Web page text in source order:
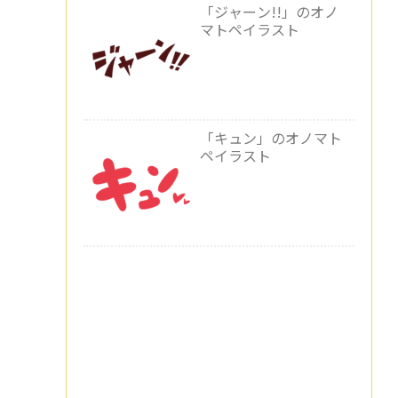
「ジャーン!!」のオノ
マトペイラスト
「キュン」のオノマト
ペイラスト